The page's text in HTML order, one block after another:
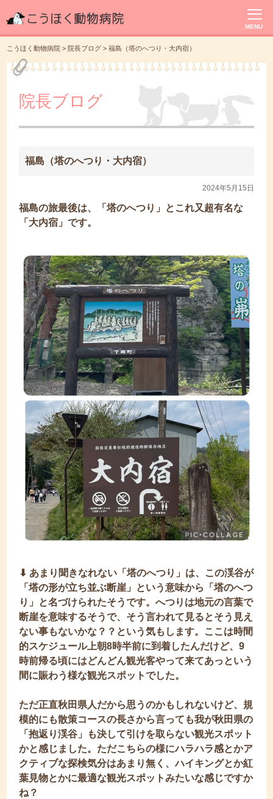
MENU
こうほく動物病院 >院長ブログ >福島（塔のへつり・大内宿）
院長ブログ
福島（塔のへつり・大内宿）
2024年5月15日
福島の旅最後は、「塔のへつり」とこれ又超有名な
「大内宿」です。
⬇︎ あまり聞きなれない「塔のへつり」は、この渓谷が
「塔の形が立ち並ぶ断崖」という意味から「塔のへつ
り」と名づけられたそうです。へつりは地元の言葉で
断崖を意味するそうで、そう言われて見るとそう見え
ない事もないかな？？という気もします。ここは時間
的スケジュール上朝8時半前に到着したんだけど、9
時前帰る頃にはどんどん観光客やって来てあっという
間に賑わう様な観光スポットでした。
ただ正直秋田県人だから思うのかもしれないけど、規
模的にも散策コースの長さから言っても我が秋田県の
「抱返り渓谷」も決して引けを取らない観光スポット
かと感じました。ただこちらの様にハラハラ感とかア
クティブな探検気分はあまり無く、ハイキングとか紅
葉見物とかに最適な観光スポットみたいな感じですか
ね？